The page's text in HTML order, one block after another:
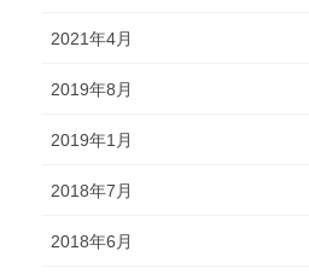
2021年4月
2019年8月
2019年1月
2018年7月
2018年6月